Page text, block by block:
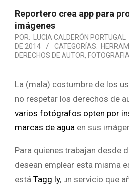
Reportero crea app para
imágenes
POR: LUCIA CALDERÓN PORTUGAL
DE 2014
CATEGORÍAS:
DERECHOS DE AUTOR, FOTOGRAFIA
La (mala) costumbre de los
no respetar los derechos de
varios fotógrafos opten por
marcas de agua en sus
Para quienes trabajan desde
desean emplear esta misma
está Tagg.ly, un servicio que